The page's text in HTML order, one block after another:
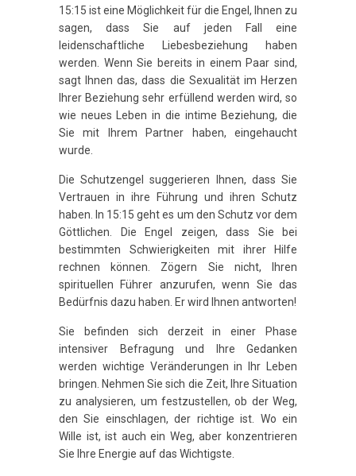
15:15 ist eine Möglichkeit für die Engel, Ihnen zu
sagen, dass Sie auf jeden Fall eine
leidenschaftliche Liebesbeziehung haben
werden. Wenn Sie bereits in einem Paar sind,
sagt Ihnen das, dass die Sexualität im Herzen
Ihrer Beziehung sehr erfüllend werden wird, so
wie neues Leben in die intime Beziehung, die
Sie mit Ihrem Partner haben, eingehaucht
wurde.
Die Schutzengel suggerieren Ihnen, dass Sie
Vertrauen in ihre Führung und ihren Schutz
haben. In 15:15 geht es um den Schutz vor dem
Göttlichen. Die Engel zeigen, dass Sie bei
bestimmten Schwierigkeiten mit ihrer Hilfe
rechnen können. Zögern Sie nicht, Ihren
spirituellen Führer anzurufen, wenn Sie das
Bedürfnis dazu haben. Er wird Ihnen antworten!
Sie befinden sich derzeit in einer Phase
intensiver Befragung und Ihre Gedanken
werden wichtige Veränderungen in Ihr Leben
bringen. Nehmen Sie sich die Zeit, Ihre Situation
zu analysieren, um festzustellen, ob der Weg,
den Sie einschlagen, der richtige ist. Wo ein
Wille ist, ist auch ein Weg, aber konzentrieren
Sie Ihre Energie auf das Wichtigste.